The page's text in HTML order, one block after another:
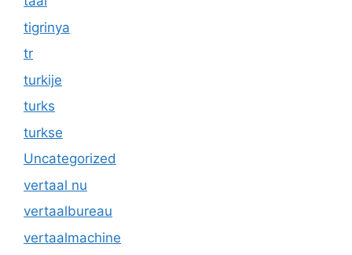
tigrinya
tr
turkije
turks
turkse
Uncategorized
vertaal nu
vertaalbureau
vertaalmachine